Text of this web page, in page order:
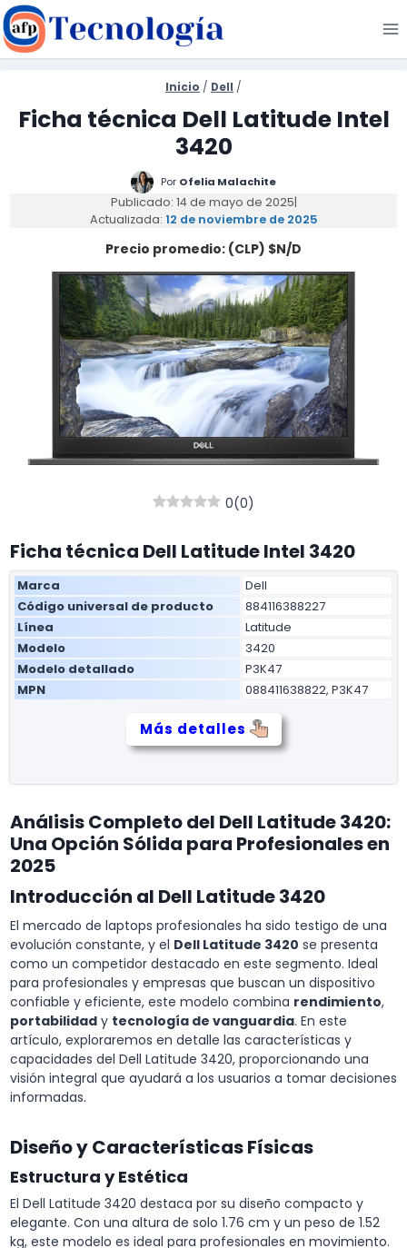
Saltar
al
contenido
Inicio / Dell /
Ficha técnica Dell Latitude Intel
3420
Por Ofelia Malachite
Publicado: 14 de mayo de 2025|
Actualizada: 12 de noviembre de 2025
Precio promedio: (CLP) $N/D
0(0)
Ficha técnica Dell Latitude Intel 3420
Marca
Dell
Código universal de producto
884116388227
Línea
Latitude
Modelo
3420
Modelo detallado
P3K47
MPN
088411638822, P3K47
Más detalles
Análisis Completo del Dell Latitude 3420:
Una Opción Sólida para Profesionales en
2025
Introducción al Dell Latitude 3420
El mercado de laptops profesionales ha sido testigo de una
evolución constante, y el Dell Latitude 3420 se presenta
como un competidor destacado en este segmento. Ideal
para profesionales y empresas que buscan un dispositivo
confiable y eficiente, este modelo combina rendimiento,
portabilidad y tecnología de vanguardia. En este
artículo, exploraremos en detalle las características y
capacidades del Dell Latitude 3420, proporcionando una
visión integral que ayudará a los usuarios a tomar decisiones
informadas.
Diseño y Características Físicas
Estructura y Estética
El Dell Latitude 3420 destaca por su diseño compacto y
elegante. Con una altura de solo 1.76 cm y un peso de 1.52
kg, este modelo es ideal para profesionales en movimiento.